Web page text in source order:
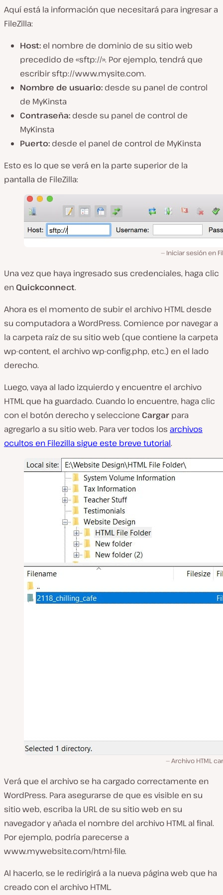
Aquí está la información que necesitará para ingresar a
FileZilla:
Host: el nombre de dominio de su sitio web
precedido de «sftp://». Por ejemplo, tendrá que
escribir sftp://www.mysite.com.
Nombre de usuario: desde su panel de control
de MyKinsta
Contraseña: desde su panel de control de
MyKinsta
Puerto: desde el panel de control de MyKinsta
Esto es lo que se verá en la parte superior de la
pantalla de FileZilla:
Iniciar sesión en
Una vez que haya ingresado sus credenciales, haga clic
en Quickconnect.
Ahora es el momento de subir el archivo HTML desde
su computadora a WordPress. Comience por navegar a
la carpeta raíz de su sitio web (que contiene la carpeta
wp-content, el archivo wp-config.php, etc.) en el lado
derecho.
Luego, vaya al lado izquierdo y encuentre el archivo
HTML que ha guardado. Cuando lo encuentre, haga clic
con el botón derecho y seleccione Cargar para
agregarlo a su sitio web. Para ver todos los archivos
ocultos en Filezilla sigue este breve tutorial.
Archivo HTML
Verá que el archivo se ha cargado correctamente en
WordPress. Para asegurarse de que es visible en su
sitio web, escriba la URL de su sitio web en su
navegador y añada el nombre del archivo HTML al final.
Por ejemplo, podría parecerse a
www.mywebsite.com/html-file.
Al hacerlo, se le redirigirá a la nueva página web que ha
creado con el archivo HTML.